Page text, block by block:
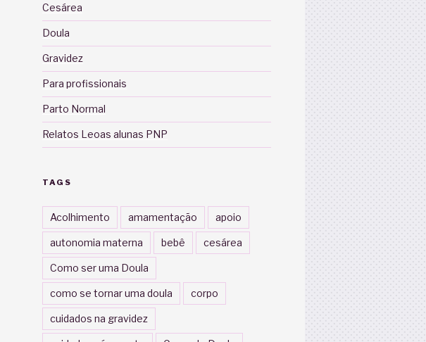
Cesárea
Doula
Gravidez
Para profissionais
Parto Normal
Relatos Leoas alunas PNP
TAGS
Acolhimento amamentação apoio
autonomia materna bebê cesárea
Como ser uma Doula
como se tornar uma doula corpo
cuidados na gravidez